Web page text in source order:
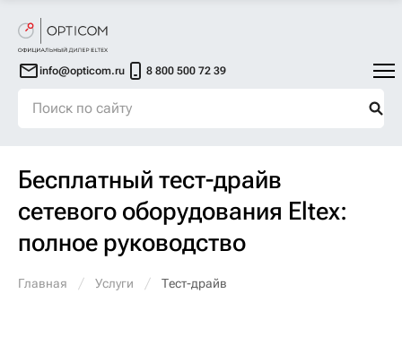
info@opticom.ru 8 800 500 72 39
Бесплатный тест-драйв
сетевого оборудования Eltex:
полное руководство
Главная Услуги Тест-драйв